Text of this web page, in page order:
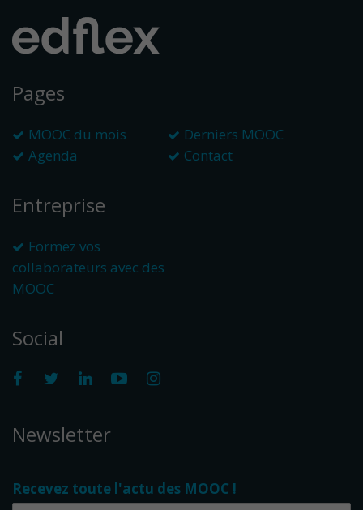
Pages
MOOC du mois
Derniers MOOC
Agenda
Contact
Entreprise
Formez vos
collaborateurs avec des
MOOC
Social
Newsletter
Recevez toute l'actu des MOOC !